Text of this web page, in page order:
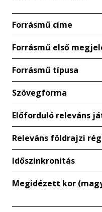
Forrásmű címe
Forrásmű első
Forrásmű típusa
Szövegforma
Előforduló releváns
Releváns földrajzi
Időszinkronitás
Megidézett kor